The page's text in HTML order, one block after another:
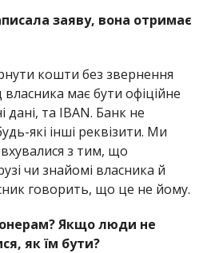
заяву, вона отримає
кошти без звернення
має бути офіційне
дані, та IBAN. Банк не
які інші реквізити. Ми
з тим, що
чи знайомі власника й
говорить, що це не йому.
Якщо люди не
як їм бути?